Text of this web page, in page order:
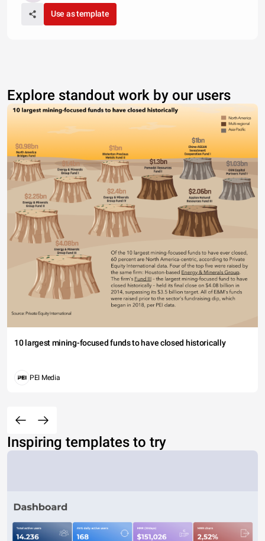
Use as template
Explore standout work by our users
10 largest mining-focused funds to have closed historically
PEI Media
Inspiring templates to try